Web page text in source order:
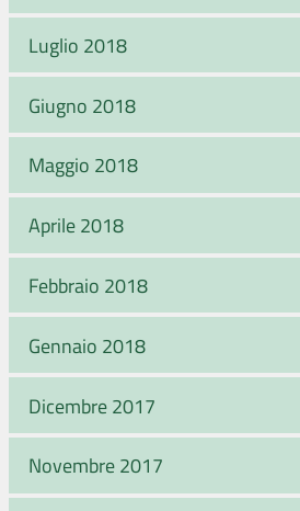
Luglio 2018
Giugno 2018
Maggio 2018
Aprile 2018
Febbraio 2018
Gennaio 2018
Dicembre 2017
Novembre 2017